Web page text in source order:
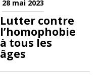
28 mai 2023
Lutter contre
l’homophobie
à tous les
âges